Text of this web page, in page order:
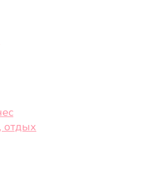
и кино, а также трендах,
отдых